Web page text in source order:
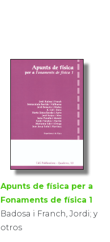
Apunts de física per a
Fonaments de física 1
Badosa i Franch, Jordi; y
otros